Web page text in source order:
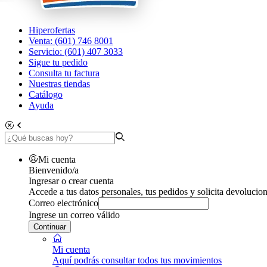
Hiperofertas
Venta: (601) 746 8001
Servicio: (601) 407 3033
Sigue tu pedido
Consulta tu factura
Nuestras tiendas
Catálogo
Ayuda
Mi cuenta
Bienvenido/a
Ingresar o crear cuenta
Accede a tus datos personales, tus pedidos y solicita
Correo electrónico
Ingrese un correo válido
Continuar
Mi cuenta
Aquí podrás consultar todos tus movimientos